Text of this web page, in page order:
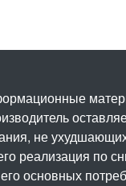
не
реализация по
основных